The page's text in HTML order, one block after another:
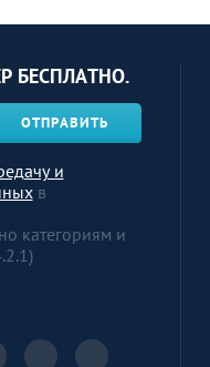
БЕСПЛАТНО.
и
в
категориям и
ОТПРАВИТЬ